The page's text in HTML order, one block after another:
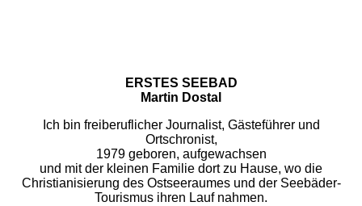
ERSTES SEEBAD
Martin Dostal
Ich bin freiberuflicher Journalist, Gästeführer und
Ortschronist,
1979 geboren, aufgewachsen
und mit der kleinen Familie dort zu Hause, wo die
Christianisierung des Ostseeraumes und der Seebäder-
Tourismus ihren Lauf nahmen.